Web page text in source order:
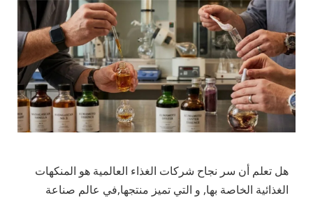
هل تعلم أن سر نجاح شركات الغذاء العالمية هو المنكهات
الغذائية الخاصة بها, و التي تميز منتجها,في عالم صناعة